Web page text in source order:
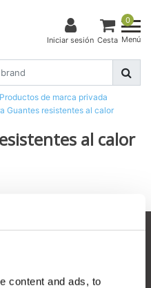
content and ads, to
Iniciar sesión
0
Cesta Menú
Productos de marca privada
Guantes resistentes al calor
al calor